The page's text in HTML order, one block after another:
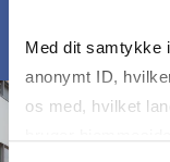
Med dit samtykke
anonymt ID,
os med, hvilket